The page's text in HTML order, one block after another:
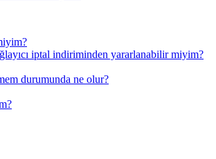
iptal indiriminden yararlanabilir miyim?
durumunda ne olur?